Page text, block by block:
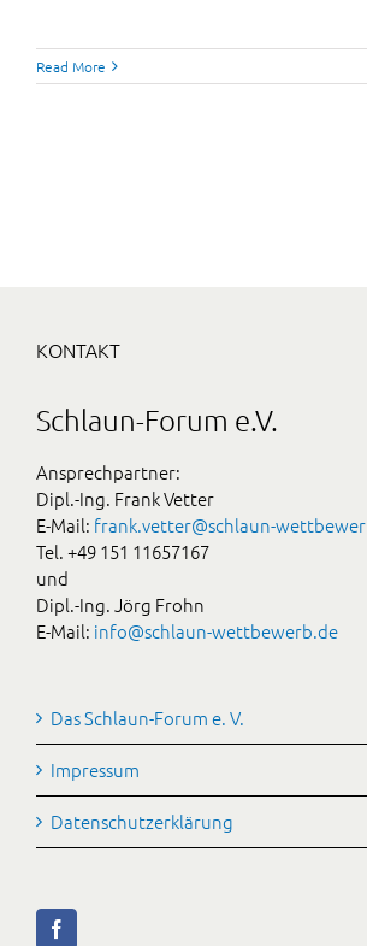
Read More
KONTAKT
Schlaun-Forum e.V.
Ansprechpartner:
Dipl.-Ing. Frank Vetter
E-Mail: frank.vetter@schlaun-
Tel. +49 151 11657167
und
Dipl.-Ing. Jörg Frohn
E-Mail: info@schlaun-wettbewerb.de
Das Schlaun-Forum e. V.
Impressum
Datenschutzerklärung